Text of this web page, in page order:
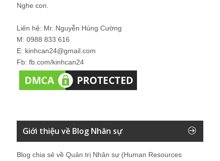
Nghe con.
Liên hệ: Mr. Nguyễn Hùng Cường
M: 0988 833 616
E: kinhcan24@gmail.com
Fb: fb.com/kinhcan24
Giới thiệu về Blog Nhân sự
Blog chia sẻ về Quản trị Nhân sự (Human Resources